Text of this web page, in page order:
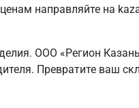
направляйте на
ООО «Регион
Превратите ваш